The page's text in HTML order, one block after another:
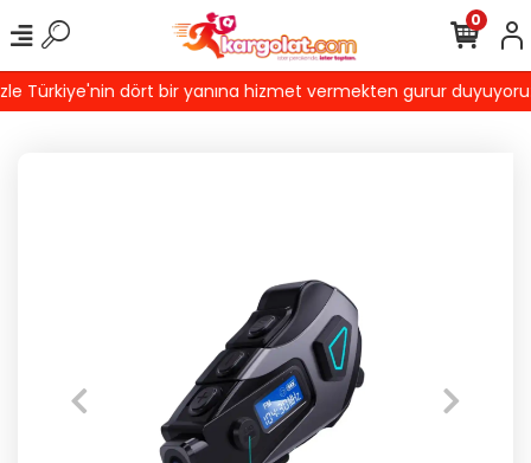
Türkiye'nin dört bir yanına hizmet vermekten gurur
0